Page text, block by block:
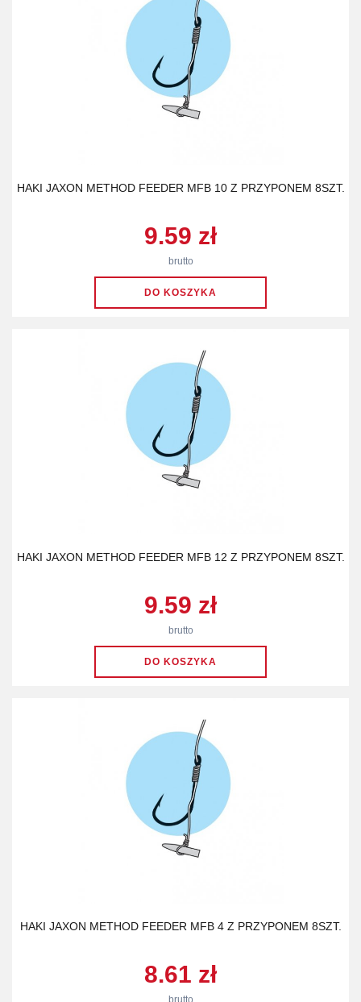
HAKI JAXON METHOD FEEDER MFB 10 Z PRZYPONEM 8SZT.
9.59 zł
brutto
HAKI JAXON METHOD FEEDER MFB 12 Z PRZYPONEM 8SZT.
9.59 zł
brutto
HAKI JAXON METHOD FEEDER MFB 4 Z PRZYPONEM 8SZT.
8.61 zł
brutto